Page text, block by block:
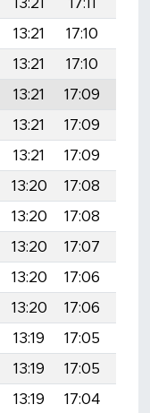
13:21 17:11
13:21 17:10
13:21 17:10
13:21 17:09
13:21 17:09
13:21 17:09
13:20 17:08
13:20 17:08
13:20 17:07
13:20 17:06
13:20 17:06
13:19 17:05
13:19 17:05
13:19 17:04